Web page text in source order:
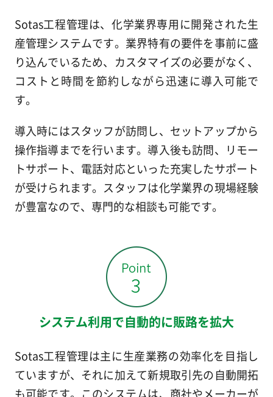
Sotas工程管理は、化学業界専用に開発された生
産管理システムです。業界特有の要件を事前に盛
り込んでいるため、カスタマイズの必要がなく、
コストと時間を節約しながら迅速に導入可能で
す。
導入時にはスタッフが訪問し、セットアップから
操作指導までを行います。導入後も訪問、リモー
トサポート、電話対応といった充実したサポート
が受けられます。スタッフは化学業界の現場経験
が豊富なので、専門的な相談も可能です。
システム利用で自動的に販路を拡大
Sotas工程管理は主に生産業務の効率化を目指し
ていますが、それに加えて新規取引先の自動開拓
も可能です。このシステムは、商社やメーカーが